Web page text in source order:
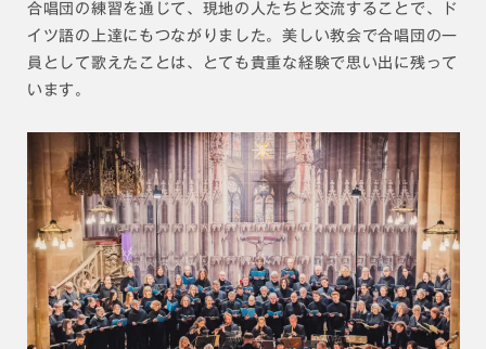
合唱団の練習を通じて、現地の人たちと交流することで、ド
イツ語の上達にもつながりました。美しい教会で合唱団の一
員として歌えたことは、とても貴重な経験で思い出に残って
います。